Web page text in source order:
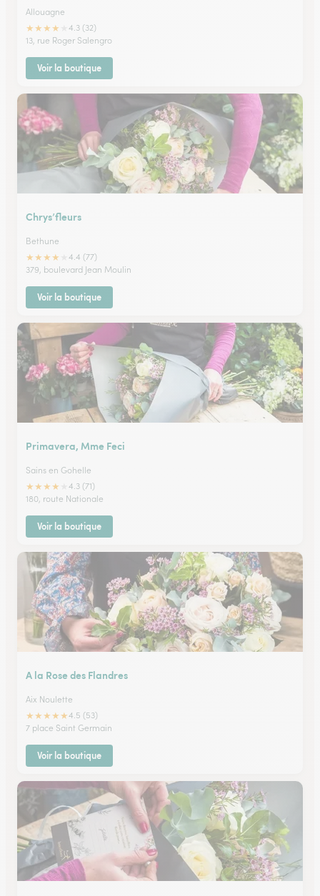
Allouagne
★★★★
4.3 (32)
13, rue Roger Salengro
Voir la boutique
Chrys’fleurs
Bethune
★★★★
4.4 (77)
379, boulevard Jean Moulin
Voir la boutique
Primavera, Mme Feci
Sains en Gohelle
★★★★
4.3 (71)
180, route Nationale
Voir la boutique
A la Rose des Flandres
Aix Noulette
★★★★★4.5 (53)
7 place Saint Germain
Voir la boutique